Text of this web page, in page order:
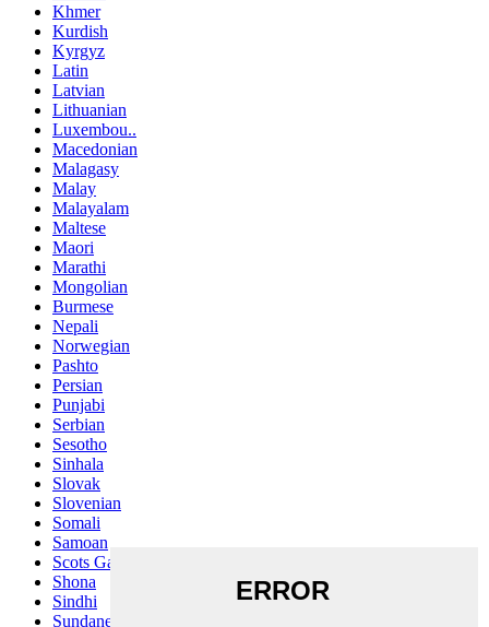
Khmer
Kurdish
Kyrgyz
Latin
Latvian
Lithuanian
Luxembou..
Macedonian
Malagasy
Malay
Malayalam
Maltese
Maori
Marathi
Mongolian
Burmese
Nepali
Norwegian
Pashto
Persian
Punjabi
Serbian
Sesotho
Sinhala
Slovak
Slovenian
Somali
Samoan
Scots Gaelic
Shona
Sindhi
Sundanese